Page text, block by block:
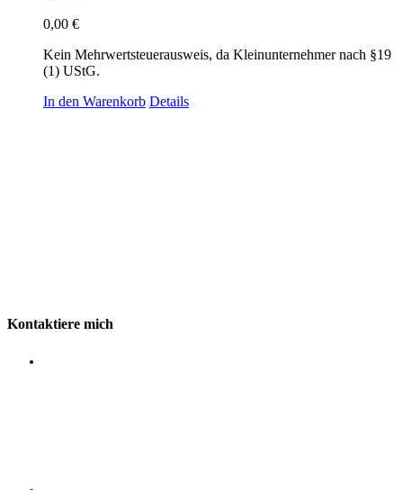
0,00 €
Kein Mehrwertsteuerausweis, da Kleinunternehmer nach §19
(1) UStG.
In den Warenkorb Details
Kontaktiere mich